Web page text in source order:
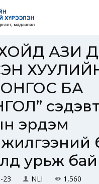
ХОЙД АЗИ
ХУУЛИЙН
БА
эрдэм
урьж
23 NLI 1,560